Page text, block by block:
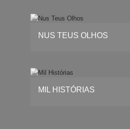
NUS TEUS OLHOS
MIL HISTÓRIAS